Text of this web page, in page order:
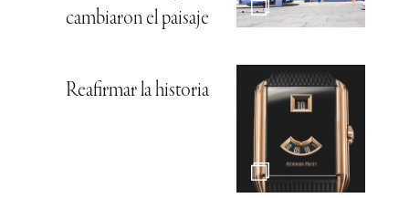
cambiaron el paisaje
Reafirmar la historia